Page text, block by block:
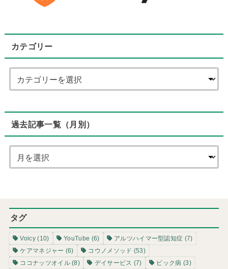
カテゴリー
過去記事一覧（月別）
タグ
Voicy(10) YouTube (6) アルツハイマー型認知症 (7)
ケアマネジャー (6) コウノメソッド (53)
ココナッツオイル(8) デイサービス (7) ピック病 (3)